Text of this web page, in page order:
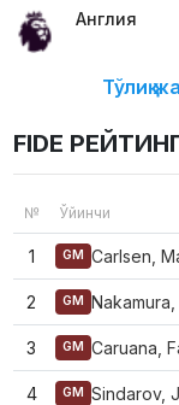
Англия
Тўлиқ
FIDE
№ Ўйинчи
1 GM Carlsen,
2 GM
3 GM Caruana,
4 GM Sindarov,